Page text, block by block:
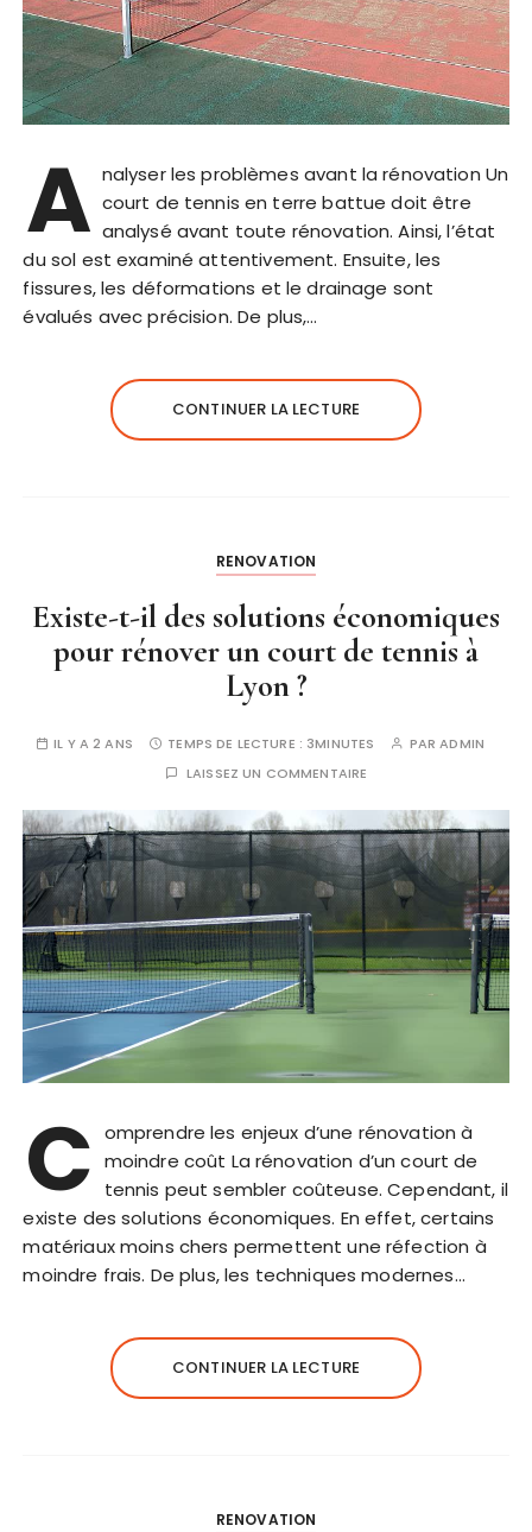
A nalyser les problèmes avant la rénovation Un
court de tennis en terre battue doit être
analysé avant toute rénovation. Ainsi, l’état
du sol est examiné attentivement. Ensuite, les
fissures, les déformations et le drainage sont
évalués avec précision. De plus,…
CONTINUER LA LECTURE
RENOVATION
Existe-t-il des solutions économiques
pour rénover un court de tennis à
Lyon ?
IL Y A 2 ANS TEMPS DE LECTURE : 3MINUTES PARADMIN
LAISSEZ UN COMMENTAIRE
C omprendre les enjeux d’une rénovation à
moindre coût La rénovation d’un court de
tennis peut sembler coûteuse. Cependant, il
existe des solutions économiques. En effet, certains
matériaux moins chers permettent une réfection à
moindre frais. De plus, les techniques modernes…
CONTINUER LA LECTURE
RENOVATION